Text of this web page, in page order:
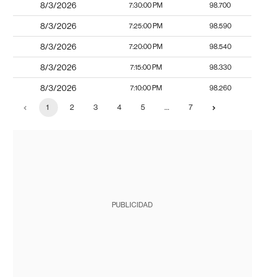
8/3/2026 7:30:00 PM 98.700
8/3/2026 7:25:00 PM 98.590
8/3/2026 7:20:00 PM 98.540
8/3/2026 7:15:00 PM 98.330
8/3/2026 7:10:00 PM 98.260
1 2 3 4 5 … 7
PUBLICIDAD